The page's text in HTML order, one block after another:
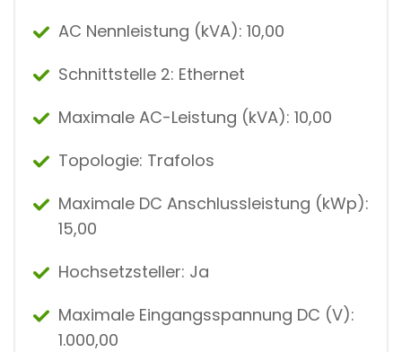
AC Nennleistung (kVA): 10,00
Schnittstelle 2: Ethernet
Maximale AC-Leistung (kVA): 10,00
Topologie: Trafolos
Maximale DC Anschlussleistung (kWp):
15,00
Hochsetzsteller: Ja
Maximale Eingangsspannung DC (V):
1.000,00